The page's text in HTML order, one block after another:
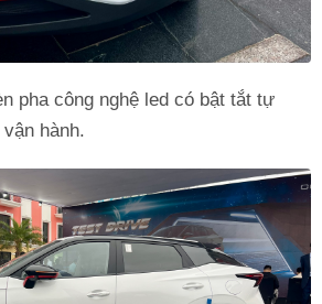
pha công nghệ led có bật tắt tự
hành.